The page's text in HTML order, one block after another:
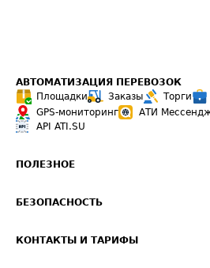
АВТОМАТИЗАЦИЯ ПЕРЕВОЗОК
Площадки
Заказы Торги
GPS-мониторинг
АТИ
API ATI.SU
ПОЛЕЗНОЕ
Звезды ATI.SU на вашем сайте
БЕЗОПАСНОСТЬ
КОНТАКТЫ И ТАРИФЫ